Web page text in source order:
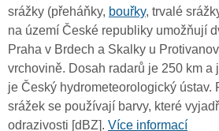
srážky (přeháňky, bouřky, trvalé
na území České republiky umožňují
Praha v Brdech a Skalky u
vrchovině. Dosah radarů je 250 km a
je Český hydrometeorologický ústav.
srážek se používají barvy, které
odrazivosti [dBZ]. Více informací